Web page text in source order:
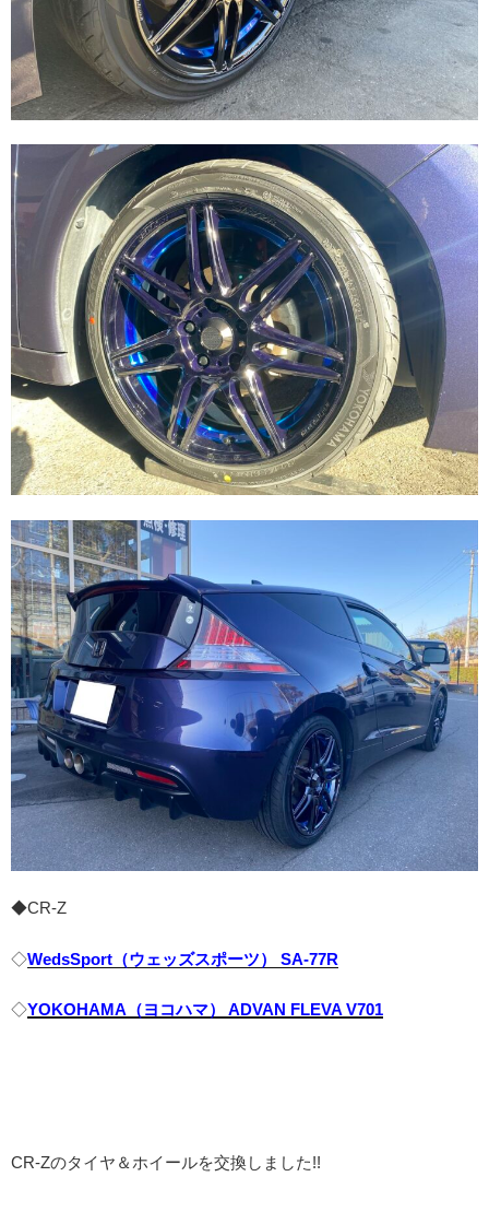
◆CR-Z
◇WedsSport（ウェッズスポーツ） SA-77R
◇YOKOHAMA（ヨコハマ） ADVAN FLEVA V701
CR-Zのタイヤ＆ホイールを交換しました!!